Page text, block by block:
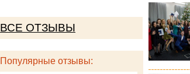
ВСЕ ОТЗЫВЫ
Популярные отзывы: